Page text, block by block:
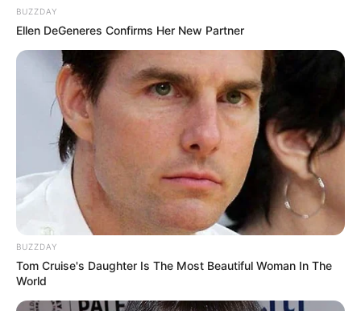
BUZZDAY
Ellen DeGeneres Confirms Her New Partner
BUZZDAY
Tom Cruise's Daughter Is The Most Beautiful Woman In The
World